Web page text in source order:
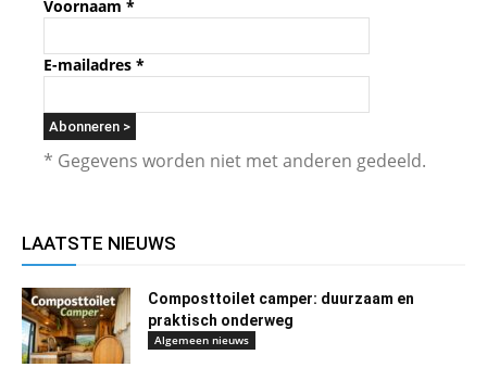
Voornaam *
E-mailadres *
* Gegevens worden niet met anderen gedeeld.
LAATSTE NIEUWS
Composttoilet camper: duurzaam en
praktisch onderweg
Algemeen nieuws